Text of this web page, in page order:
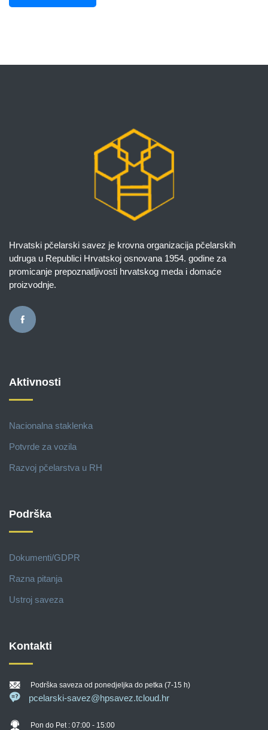
Hrvatski pčelarski savez je krovna organizacija pčelarskih
udruga u Republici Hrvatskoj osnovana 1954. godine za
promicanje prepoznatljivosti hrvatskog meda i domaće
proizvodnje.
Aktivnosti
Nacionalna staklenka
Potvrde za vozila
Razvoj pčelarstva u RH
Podrška
Dokumenti/GDPR
Razna pitanja
Ustroj saveza
Kontakti
Podrška saveza od ponedjeljka do petka (7-15 h)
pcelarski-savez@hpsavez.tcloud.hr
Pon do Pet : 07:00 - 15:00